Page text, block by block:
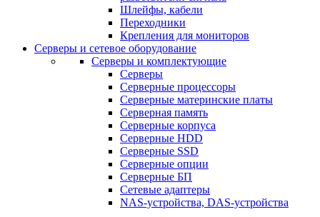
Шлейфы, кабели
Переходники
Крепления для мониторов
Серверы и сетевое оборудование
Серверы и комплектующие
Серверы
Серверные процессоры
Серверные материнские платы
Серверная память
Серверные корпуса
Серверные HDD
Серверные SSD
Серверные опции
Серверные БП
Сетевые адаптеры
NAS-устройства, DAS-устройства